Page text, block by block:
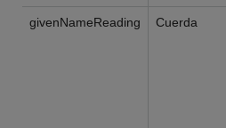
givenNameReading Cuerda